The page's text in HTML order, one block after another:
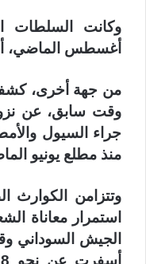
أغسطس الماضي، أن
من جهة أخرى،
منذ مطلع يونيو
وتتزامن الكوارث
استمرار معاناة